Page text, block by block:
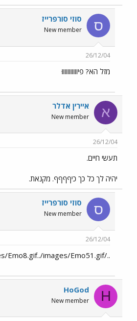
ס סוזי סורפרייז
New member
26/12/04
מזל הא? פיוווווווווווּ
א איירין אדלר
New member
26/12/04
תעשי חיים.
יהיה לך כל כך כיףףףף. מקנאת.
ס סוזי סורפרייז
New member
26/12/04
../images/Emo8.gif../images/Emo51.gif
H
HoGod
New member